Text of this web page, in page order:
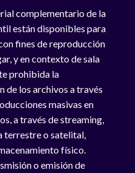
complementario de la
están disponibles para
fines de reproducción
y en contexto de sala
prohibida la
los archivos a través
masivas en
a través de streaming,
terrestre o satelital,
físico.
o emisión de